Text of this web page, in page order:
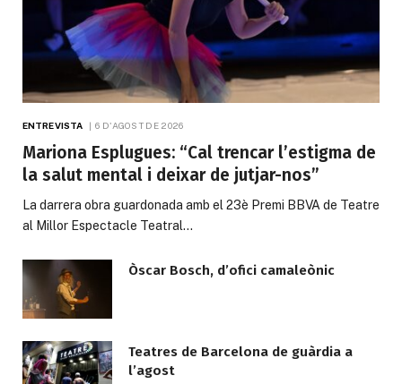
ENTREVISTA 6 D'AGOST DE 2026
Mariona Esplugues: “Cal trencar l’estigma de
la salut mental i deixar de jutjar-nos”
La darrera obra guardonada amb el 23è Premi BBVA de Teatre
al Millor Espectacle Teatral…
Òscar Bosch, d’ofici camaleònic
Teatres de Barcelona de guàrdia a
l’agost